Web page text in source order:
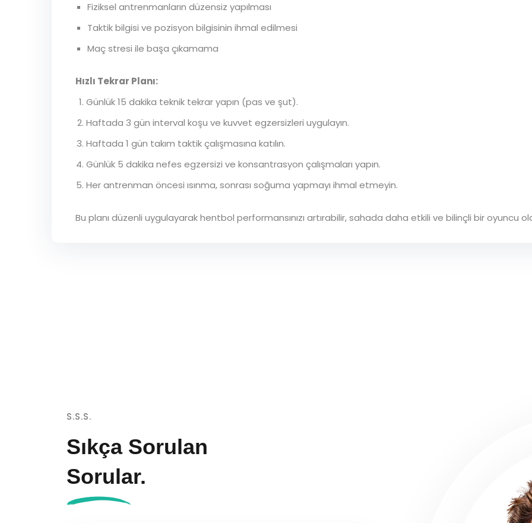
Fiziksel antrenmanların düzensiz yapılması
Taktik bilgisi ve pozisyon bilgisinin ihmal edilmesi
Maç stresi ile başa çıkamama
Hızlı Tekrar Planı:
Günlük 15 dakika teknik tekrar yapın (pas ve şut).
Haftada 3 gün interval koşu ve kuvvet egzersizleri uygulayın.
Haftada 1 gün takım taktik çalışmasına katılın.
Günlük 5 dakika nefes egzersizi ve konsantrasyon çalışmaları yapın.
Her antrenman öncesi ısınma, sonrası soğuma yapmayı ihmal etmeyin.
Bu planı düzenli uygulayarak hentbol performansınızı artırabilir, sahada daha etkili ve bilinçli bir oyuncu
S.S.S.
Sıkça Sorulan
Sorular.